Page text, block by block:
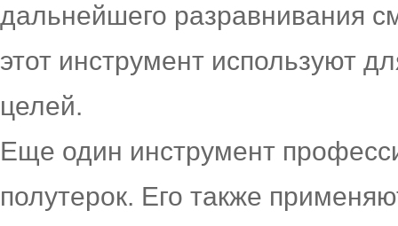
дальнейшего разравнивания
этот инструмент используют
целей.
Еще один инструмент
полутерок. Его также